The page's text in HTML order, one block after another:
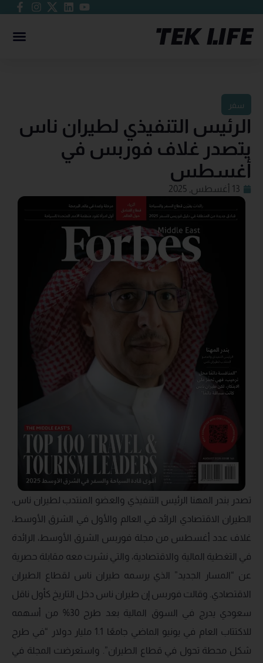
سفر
الرئيس التنفيذي لطيران ناس
يتصدر غلاف فوربس في
أغسطس
13 أغسطس, 2025
تصدر بندر المهنا الرئيس التنفيذي والعضو المنتدب لطيران ناس،
الطيران الاقتصادي الرائد في العالم والأول في الشرق الأوسط،
غلاف عدد أغسطس من مجلة فوربس الشرق الأوسط، الرائدة
في التغطية المالية والاقتصادية، والتي نشرت معه مقابلة حصرية
عن “المسار الجديد” الذي يرسمه طيران ناس لقطاع الطيران
الاقتصادي. وقالت فوربس إن طيران ناس دخل التاريخ كأول ناقل
سعودي يدرج في السوق المالية بعد طرح 30% من أسهمه
للاكتتاب العام في يونيو الماضي جامعًا 1.1 مليار دولار “في طرح
شكل محطة تحول في قطاع الطيران”. واستعرضت المجلة في